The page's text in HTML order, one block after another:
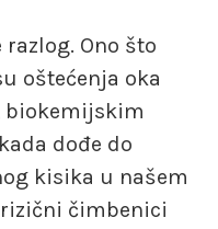
Ono što
oštećenja oka
biokemijskim
dođe do
kisika u našem
čimbenici